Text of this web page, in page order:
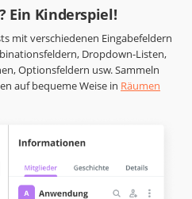
Ein Kinderspiel!
mit verschiedenen Eingabefeldern
Dropdown-Listen,
Optionsfeldern usw. Sammeln
auf bequeme Weise in Räumen